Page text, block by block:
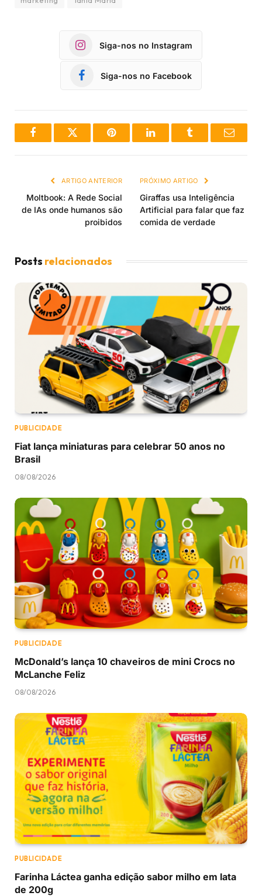
Siga-nos no Instagram
Siga-nos no Facebook
FacebookTwitter Pinterest LinkedInTumblr Email
ARTIGO ANTERIOR
Moltbook: A Rede Social
de IAs onde humanos são
proibidos
PRÓXIMO ARTIGO
Giraffas usa Inteligência
Artificial para falar que faz
comida de verdade
Posts relacionados
PUBLICIDADE
Fiat lança miniaturas para celebrar 50 anos no
Brasil
08/08/2026
PUBLICIDADE
McDonald’s lança 10 chaveiros de mini Crocs no
McLanche Feliz
08/08/2026
PUBLICIDADE
Farinha Láctea ganha edição sabor milho em lata
de 200g